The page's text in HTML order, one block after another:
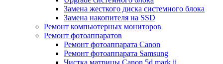
Замена жесткого диска системного блока
Замена накопителя на SSD
Ремонт компьютерных мониторов
Ремонт фотоаппаратов
Ремонт фотоаппарата Canon
Ремонт фотоаппарата Samsung
Чистка матрицы Canon 5d mark ii